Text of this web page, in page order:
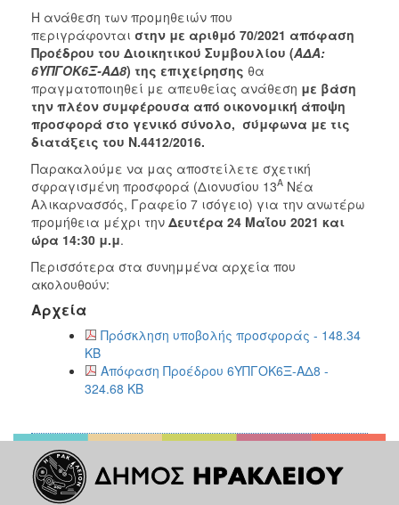
Η ανάθεση των προμηθειών που
περιγράφονται στην με αριθμό 70/2021 απόφαση
Προέδρου του Διοικητικού Συμβουλίου (ΑΔΑ:
6ΥΠΓΟΚ6Ξ-ΑΔ8) της επιχείρησης θα
πραγματοποιηθεί με απευθείας ανάθεση με βάση
την πλέον συμφέρουσα από οικονομική άποψη
προσφορά στο γενικό σύνολο, σύμφωνα με τις
διατάξεις του Ν.4412/2016.
Παρακαλούμε να μας αποστείλετε σχετική
σφραγισμένη προσφορά (Διονυσίου 13Α Νέα
Αλικαρνασσός, Γραφείο 7 ισόγειο) για την ανωτέρω
προμήθεια μέχρι την Δευτέρα 24 Μαΐου 2021 και
ώρα 14:30 μ.μ.
Περισσότερα στα συνημμένα αρχεία που
ακολουθούν:
Αρχεία
Πρόσκληση υποβολής προσφοράς - 148.34
KB
Απόφαση Προέδρου 6ΥΠΓΟΚ6Ξ-ΑΔ8 -
324.68 KB